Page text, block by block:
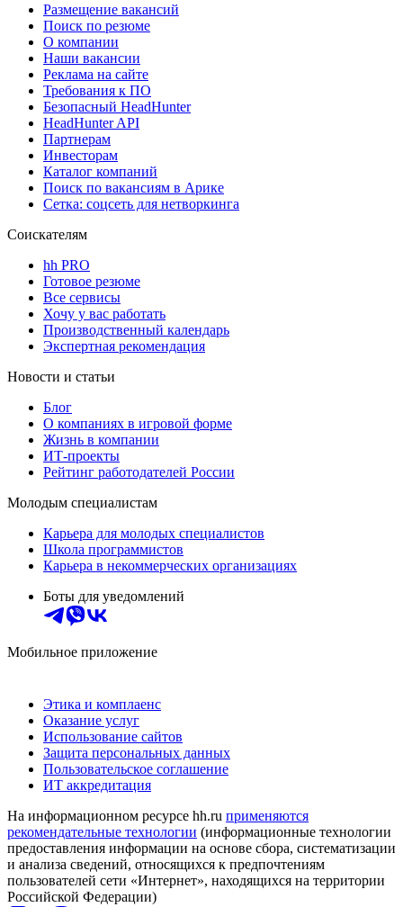
Размещение вакансий
Поиск по резюме
О компании
Наши вакансии
Реклама на сайте
Требования к ПО
Безопасный HeadHunter
HeadHunter API
Партнерам
Инвесторам
Каталог компаний
Поиск по вакансиям в Арике
Сетка: соцсеть для нетворкинга
Соискателям
hh PRO
Готовое резюме
Все сервисы
Хочу у вас работать
Производственный календарь
Экспертная рекомендация
Новости и статьи
Блог
О компаниях в игровой форме
Жизнь в компании
ИТ-проекты
Рейтинг работодателей России
Молодым специалистам
Карьера для молодых специалистов
Школа программистов
Карьера в некоммерческих организациях
Боты для уведомлений
Мобильное приложение
Этика и комплаенс
Оказание услуг
Использование сайтов
Защита персональных данных
Пользовательское соглашение
ИТ аккредитация
На информационном ресурсе hh.ru применяются
рекомендательные технологии (информационные технологии
предоставления информации на основе сбора, систематизации
и анализа сведений, относящихся к предпочтениям
пользователей сети «Интернет», находящихся на территории
Российской Федерации)